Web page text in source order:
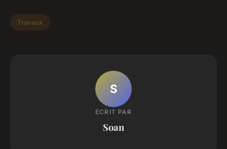
Travaux
S
ECRIT PAR
Soan